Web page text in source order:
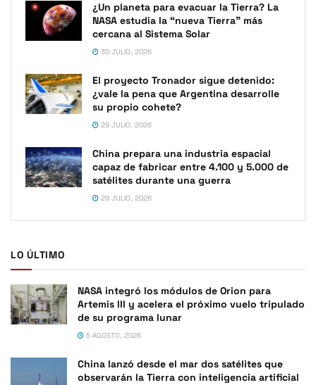
¿Un planeta para evacuar la Tierra? La
NASA estudia la “nueva Tierra” más
cercana al Sistema Solar
30 JULIO, 2026
El proyecto Tronador sigue detenido:
¿vale la pena que Argentina desarrolle
su propio cohete?
29 JULIO, 2026
China prepara una industria espacial
capaz de fabricar entre 4.100 y 5.000 de
satélites durante una guerra
29 JULIO, 2026
LO ÚLTIMO
NASA integró los módulos de Orion para
Artemis III y acelera el próximo vuelo tripulado
de su programa lunar
5 AGOSTO, 2026
China lanzó desde el mar dos satélites que
observarán la Tierra con inteligencia artificial